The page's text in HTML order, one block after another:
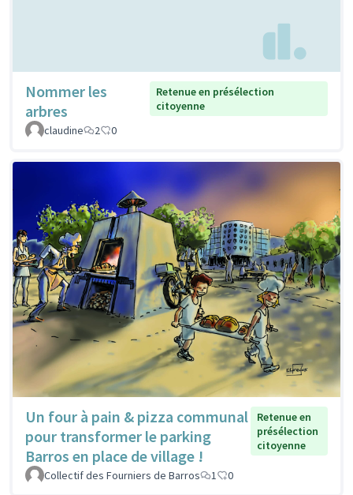
Nommer les
arbres
Retenue en présélection
citoyenne
claudine
2 0
Un four à pain & pizza communal
pour transformer le parking
Barros en place de village !
Retenue en
présélection
citoyenne
Collectif des Fourniers de Barros 1 0